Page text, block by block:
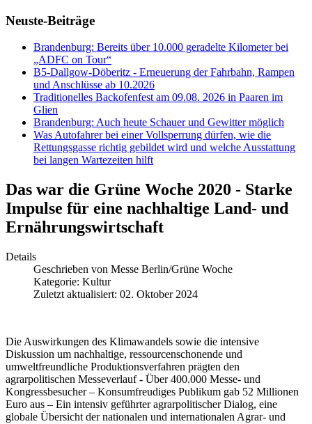
Neuste-Beiträge
Brandenburg: Bereits über 10.000 geradelte Kilometer bei
„ADFC on Tour“
B5-Dallgow-Döberitz - Erneuerung der Fahrbahn, Rampen
und Anschlüsse ab 10.2026
Traditionelles Backofenfest am 09.08. 2026 in Paaren im
Glien
Brandenburg: Auch heute Schauer und Gewitter möglich
Was Autofahrer bei einer Vollsperrung dürfen, wie die
Rettungsgasse richtig gebildet wird und welche Ausstattung
bei langen Wartezeiten hilft
Das war die Grüne Woche 2020 - Starke
Impulse für eine nachhaltige Land- und
Ernährungswirtschaft
Details
Geschrieben von Messe Berlin/Grüne Woche
Kategorie: Kultur
Zuletzt aktualisiert: 02. Oktober 2024
Die Auswirkungen des Klimawandels sowie die intensive
Diskussion um nachhaltige, ressourcenschonende und
umweltfreundliche Produktionsverfahren prägten den
agrarpolitischen Messeverlauf - Über 400.000 Messe- und
Kongressbesucher – Konsumfreudiges Publikum gab 52 Millionen
Euro aus – Ein intensiv geführter agrarpolitischer Dialog, eine
globale Übersicht der nationalen und internationalen Agrar- und